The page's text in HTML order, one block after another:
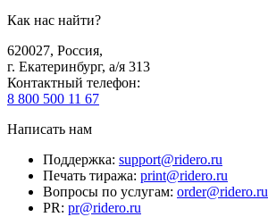
Как нас найти?
620027, Россия,
г. Екатеринбург, а/я 313
Контактный телефон:
8 800 500 11 67
Написать нам
Поддержка: support@ridero.ru
Печать тиража: print@ridero.ru
Вопросы по услугам: order@ridero.ru
PR: pr@ridero.ru